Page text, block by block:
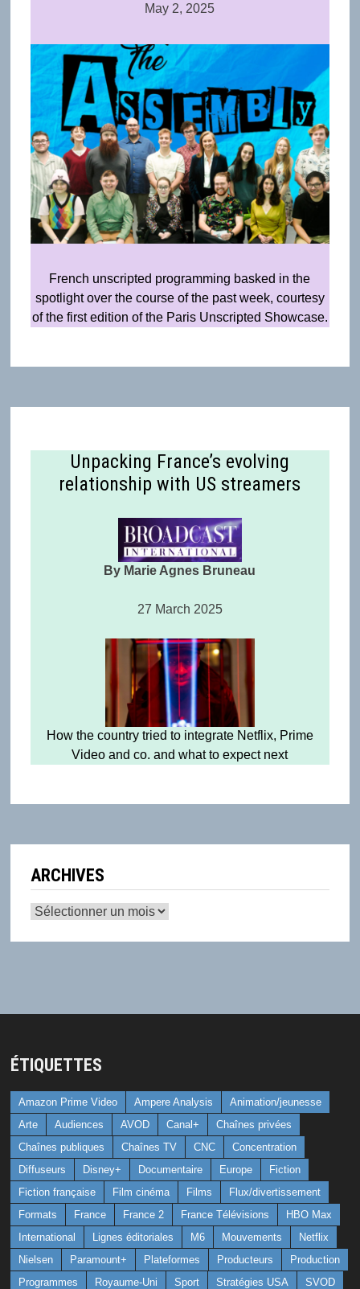
May 2, 2025
French unscripted programming basked in the
spotlight over the course of the past week, courtesy
of the first edition of the Paris Unscripted Showcase.
Unpacking France’s evolving
relationship with US streamers
By Marie Agnes Bruneau
27 March 2025
How the country tried to integrate Netflix, Prime
Video and co. and what to expect next
ARCHIVES
Archives
ÉTIQUETTES
Amazon Prime Video Ampere Analysis
Animation/jeunesse
Arte
Audiences AVOD Canal+
Chaînes privées
Chaînes publiques
Chaînes TV CNC
Concentration
Diffuseurs
Disney+ Documentaire Europe
Fiction
Fiction française
Film cinéma Films
Flux/divertissement
Formats
France France 2 France Télévisions
HBO Max
International
Lignes éditoriales M6 Mouvements
Netflix
Nielsen
Paramount+ Plateformes Producteurs
Production
Programmes
Royaume-Uni Sport Stratégies USA SVOD